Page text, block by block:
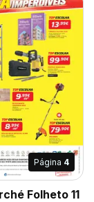
Página 4
Folheto 11